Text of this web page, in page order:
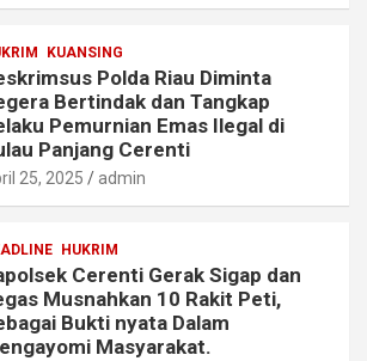
KUANSING
Polda Riau Diminta
Bertindak dan Tangkap
Pemurnian Emas Ilegal di
Panjang Cerenti
25, 2025 admin
HUKRIM
Cerenti Gerak Sigap dan
Musnahkan 10 Rakit Peti,
Bukti nyata Dalam
Masyarakat.